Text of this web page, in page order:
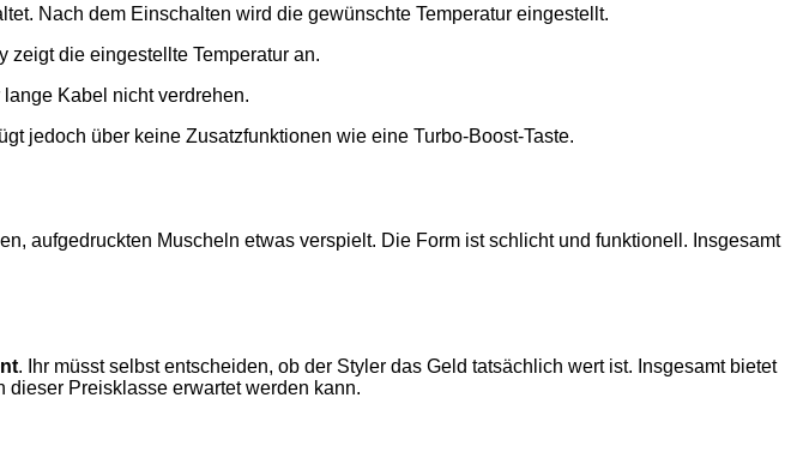
Nach dem Einschalten wird die gewünschte Temperatur eingestellt.
zeigt die eingestellte Temperatur an.
Kabel nicht verdrehen.
jedoch über keine Zusatzfunktionen wie eine Turbo-Boost-Taste.
aufgedruckten Muscheln etwas verspielt. Die Form ist schlicht und funktionell. Insgesamt
. Ihr müsst selbst entscheiden, ob der Styler das Geld tatsächlich wert ist. Insgesamt bietet
Preisklasse erwartet werden kann.